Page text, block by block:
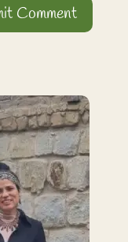
Comment